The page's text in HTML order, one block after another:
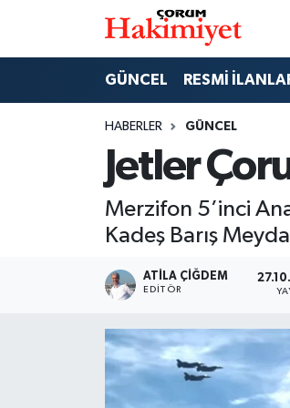
GÜNCEL RESMİ
HABERLER GÜNCEL
Jetler
Merzifon 5’inci
Kadeş Barış
ATILA ÇIĞDEM
EDITÖR
GÜNCEL
AKTÜEL
Nöbetçi Eczaneler
Çorum Namaz Vakitleri
Trafik Durumu
Tüm Manşetler
Son Dakika Haberleri
Haber Arşivi